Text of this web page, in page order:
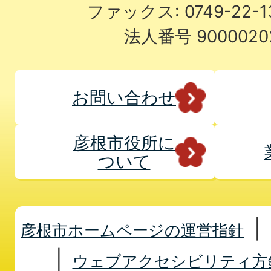
ファックス: 0749-22-
法人番号
お問い合わせ
彦根市役所に
ついて
彦根市ホームページの運営指針
ウェブアクセシビリティ方